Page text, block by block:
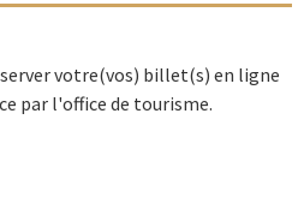
votre(vos) billet(s) en ligne
par l'office de tourisme.